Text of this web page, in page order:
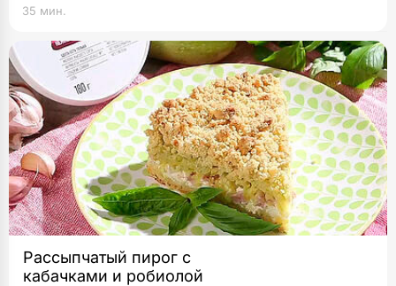
35 мин.
Рассыпчатый пирог с
кабачками и робиолой